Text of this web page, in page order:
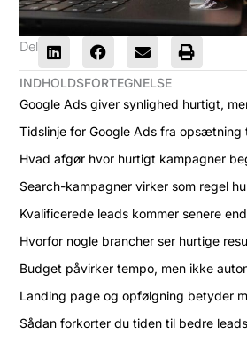
Del
INDHOLDSFORTEGNELSE
Google Ads giver synlighed hurtigt,
Tidslinje for Google Ads fra opsætning
Hvad afgør hvor hurtigt kampagner
Search-kampagner virker som regel
Kvalificerede leads kommer senere
Hvorfor nogle brancher ser hurtige
Budget påvirker tempo, men ikke
Landing page og opfølgning betyder
Sådan forkorter du tiden til bedre leads